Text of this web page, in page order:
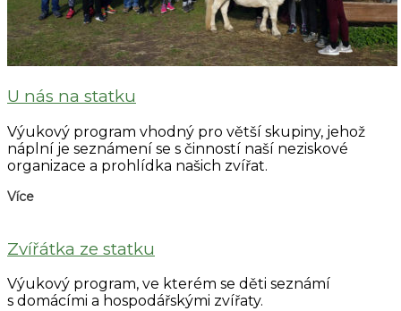
U nás na statku
Výukový program vhodný pro větší skupiny, jehož
náplní je seznámení se s činností naší neziskové
organizace a prohlídka našich zvířat.
Více
Zvířátka ze statku
Výukový program, ve kterém se děti seznámí
s domácími a hospodářskými zvířaty.